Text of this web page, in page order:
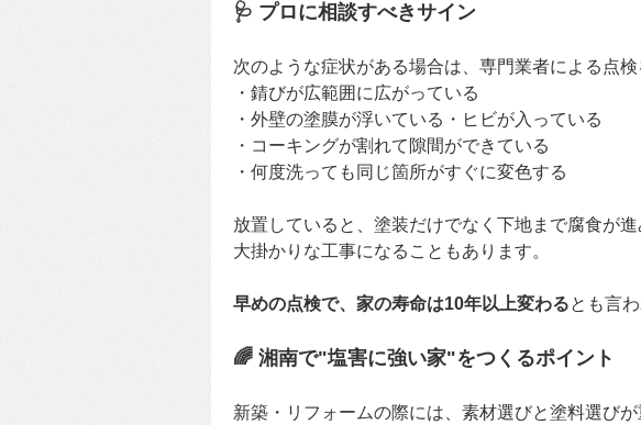
🩺 プロに相談すべきサイン
次のような症状がある場合は、専門業者による点検
・錆びが広範囲に広がっている
・外壁の塗膜が浮いている・ヒビが入っている
・コーキングが割れて隙間ができている
・何度洗っても同じ箇所がすぐに変色する
放置していると、塗装だけでなく下地まで腐食が
大掛かりな工事になることもあります。
早めの点検で、家の寿命は10年以上変わるとも言
🌈 湘南で"塩害に強い家"をつくるポイント
新築・リフォームの際には、素材選びと塗料選びが